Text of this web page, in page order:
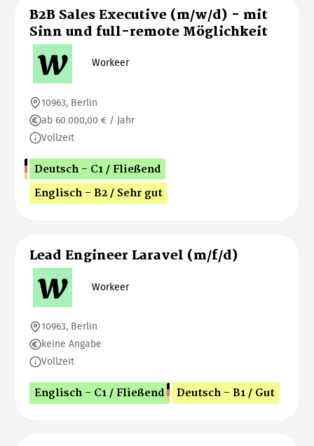
B2B Sales Executive (m/w/d) - mit
Sinn und full-remote Möglichkeit
Workeer
10963, Berlin
ab 60.000,00 € / Jahr
Vollzeit
Deutsch - C1 / Fließend
Englisch - B2 / Sehr gut
Lead Engineer Laravel (m/f/d)
Workeer
10963, Berlin
keine Angabe
Vollzeit
Englisch - C1 / Fließend Deutsch - B1 / Gut